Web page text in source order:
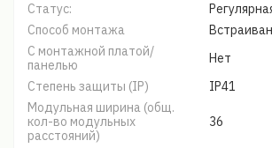
Статус:
Способ монтажа
С монтажной платой/
панелью
Нет
Степень защиты (IP)
IP41
Модульная ширина (общ.
кол-во модульных
расстояний)
36